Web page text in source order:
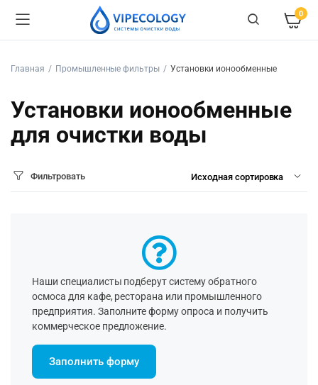
0
Главная Промышленные фильтры Установки ионообменные
Установки ионообменные
для очистки воды
Фильтровать
Наши специалисты подберут систему обратного
осмоса для кафе, ресторана или промышленного
предприятия. Заполните форму опроса и получить
коммерческое предложение.
Заполнить форму